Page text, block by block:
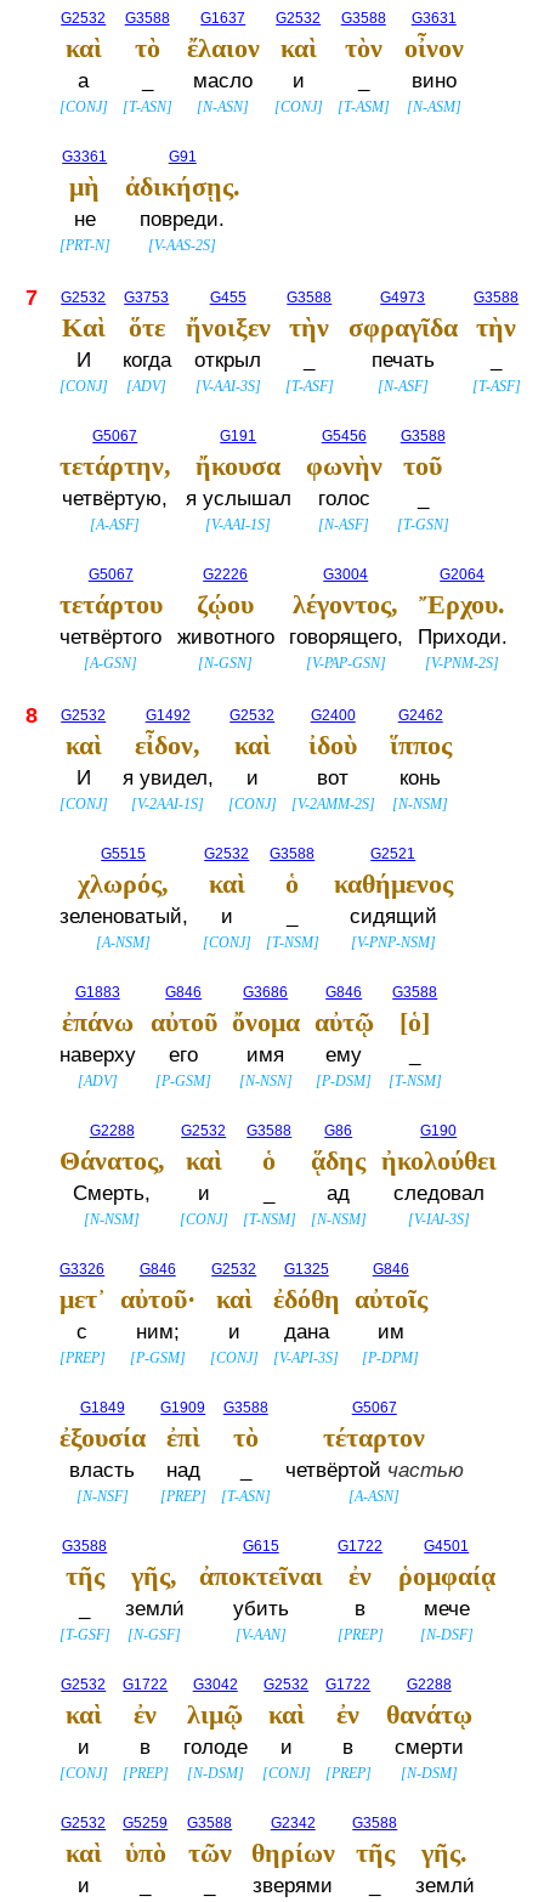
G2532
καὶ
а
[CONJ]
G3588
τὸ
[T-ASN]
G1637
ἔλαιον
масло
[N-ASN]
G2532
καὶ
и
[CONJ]
G3588
τὸν
[T-ASM]
G3631
οἶνον
вино
[N-ASM]
G3361
μὴ
не
[PRT-N]
G91
ἀδικήσῃς.
повреди.
[V-AAS-2S]
7 G2532
Καὶ
И
[CONJ]
G3753
ὅτε
когда
[ADV]
G455
ἤνοιξεν
открыл
[V-AAI-3S]
G3588
τὴν
[T-ASF]
G4973
σφραγῖδα
печать
[N-ASF]
G3588
τὴν
[T-ASF]
G5067
τετάρτην,
четвёртую,
[A-ASF]
G191
ἤκουσα
я услышал
[V-AAI-1S]
G5456
φωνὴν
голос
[N-ASF]
G3588
τοῦ
[T-GSN]
G5067
τετάρτου
четвёртого
[A-GSN]
G2226
ζῴου
животного
[N-GSN]
G3004
λέγοντος,
говорящего,
[V-PAP-GSN]
G2064
Ἔρχου.
Приходи.
[V-PNM-2S]
8 G2532
καὶ
И
[CONJ]
G1492
εἶδον,
я увидел,
[V-2AAI-1S]
G2532
καὶ
и
[CONJ]
G2400
ἰδοὺ
вот
[V-2AMM-2S]
G2462
ἵππος
конь
[N-NSM]
G5515
χλωρός,
зеленоватый,
[A-NSM]
G2532
καὶ
и
[CONJ]
G3588
ὁ
[T-NSM]
G2521
καθήμενος
сидящий
[V-PNP-NSM]
G1883
ἐπάνω
наверху
[ADV]
G846
αὐτοῦ
его
[P-GSM]
G3686
ὄνομα
имя
[N-NSN]
G846
αὐτῷ
ему
[P-DSM]
G3588
[ὁ]
[T-NSM]
G2288
Θάνατος,
Смерть,
[N-NSM]
G2532
καὶ
и
[CONJ]
G3588
ὁ
[T-NSM]
G86
ᾅδης
ад
[N-NSM]
G190
ἠκολούθει
следовал
[V-IAI-3S]
G3326
μετ᾽
с
[PREP]
G846
αὐτοῦ·
ним;
[P-GSM]
G2532
καὶ
и
[CONJ]
G1325
ἐδόθη
дана
[V-API-3S]
G846
αὐτοῖς
им
[P-DPM]
G1849
ἐξουσία
власть
[N-NSF]
G1909
ἐπὶ
над
[PREP]
G3588
τὸ
[T-ASN]
G5067
τέταρτον
четвёртой частью
[A-ASN]
G3588
τῆς
[T-GSF]
γῆς,
земли́
[N-GSF]
G615
ἀποκτεῖναι
убить
[V-AAN]
G1722
ἐν
в
[PREP]
G4501
ῥομφαίᾳ
мече
[N-DSF]
G2532
καὶ
и
[CONJ]
G1722
ἐν
в
[PREP]
G3042
λιμῷ
голоде
[N-DSM]
G2532
καὶ
и
[CONJ]
G1722
ἐν
в
[PREP]
G2288
θανάτῳ
смерти
[N-DSM]
G2532
καὶ
и
G5259
ὑπὸ
G3588
τῶν
G2342
θηρίων
зверями
G3588
τῆς γῆς.
земли́